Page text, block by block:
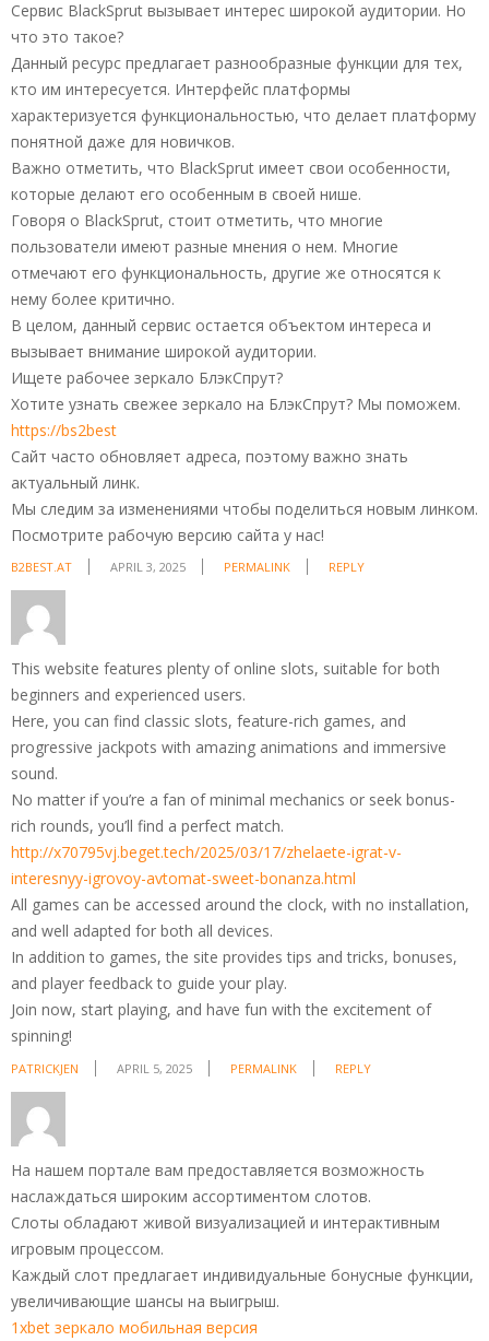
Сервис BlackSprut вызывает интерес широкой аудитории. Но
что это такое?
Данный ресурс предлагает разнообразные функции для тех,
кто им интересуется. Интерфейс платформы
характеризуется функциональностью, что делает платформу
понятной даже для новичков.
Важно отметить, что BlackSprut имеет свои особенности,
которые делают его особенным в своей нише.
Говоря о BlackSprut, стоит отметить, что многие
пользователи имеют разные мнения о нем. Многие
отмечают его функциональность, другие же относятся к
нему более критично.
В целом, данный сервис остается объектом интереса и
вызывает внимание широкой аудитории.
Ищете рабочее зеркало БлэкСпрут?
Хотите узнать свежее зеркало на БлэкСпрут? Мы поможем.
https://bs2best
Сайт часто обновляет адреса, поэтому важно знать
актуальный линк.
Мы следим за изменениями чтобы поделиться новым линком.
Посмотрите рабочую версию сайта у нас!
B2BEST.AT APRIL 3, 2025 PERMALINK REPLY
This website features plenty of online slots, suitable for both
beginners and experienced users.
Here, you can find classic slots, feature-rich games, and
progressive jackpots with amazing animations and immersive
sound.
No matter if you’re a fan of minimal mechanics or seek bonus-
rich rounds, you’ll find a perfect match.
http://x70795vj.beget.tech/2025/03/17/zhelaete-igrat-v-
interesnyy-igrovoy-avtomat-sweet-bonanza.html
All games can be accessed around the clock, with no installation,
and well adapted for both all devices.
In addition to games, the site provides tips and tricks, bonuses,
and player feedback to guide your play.
Join now, start playing, and have fun with the excitement of
spinning!
PATRICKJEN APRIL 5, 2025 PERMALINK REPLY
На нашем портале вам предоставляется возможность
наслаждаться широким ассортиментом слотов.
Слоты обладают живой визуализацией и интерактивным
игровым процессом.
Каждый слот предлагает индивидуальные бонусные функции,
увеличивающие шансы на выигрыш.
1xbet зеркало мобильная версия